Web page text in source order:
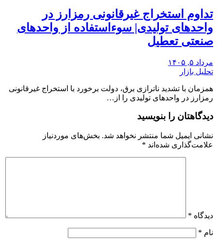
تداوم استخراج غیرقانونی رمزارز در
واحدهای تولیدی| سوءاستفاده از واحدهای
صنعتی تعطیل
مرداد ۵, ۱۴۰۵
تحلیل بازار
همزمان با تشدید ناترازی برق، دولت برخورد با استخراج غیرقانونی
رمزارز در واحدهای تولیدی را از…
دیدگاهتان را بنویسید
نشانی ایمیل شما منتشر نخواهد شد. بخش‌های موردنیاز
علامت‌گذاری شده‌اند *
دیدگاه *
نام *